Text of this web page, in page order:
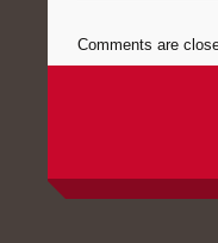
Comments are